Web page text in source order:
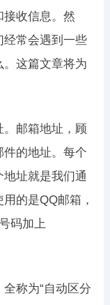
收信息。然
经常会遇到一些
这篇文章将为
邮箱地址，顾
的地址。每个
址就是我们通
的是QQ邮箱，
码加上
称为“自动区分